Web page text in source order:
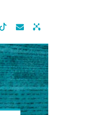
 